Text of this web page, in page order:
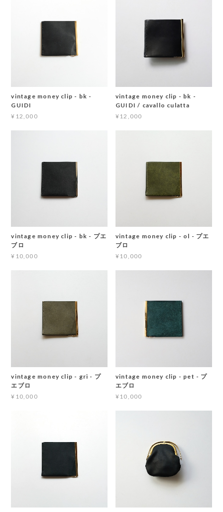
vintage money clip - bk -
GUIDI
¥12,000
vintage money clip - bk -
GUIDI / cavallo culatta
¥12,000
vintage money clip - bk - プエ
ブロ
¥10,000
vintage money clip - ol - プエ
ブロ
¥10,000
vintage money clip - gri - プ
エブロ
¥10,000
vintage money clip - pet - プ
エブロ
¥10,000